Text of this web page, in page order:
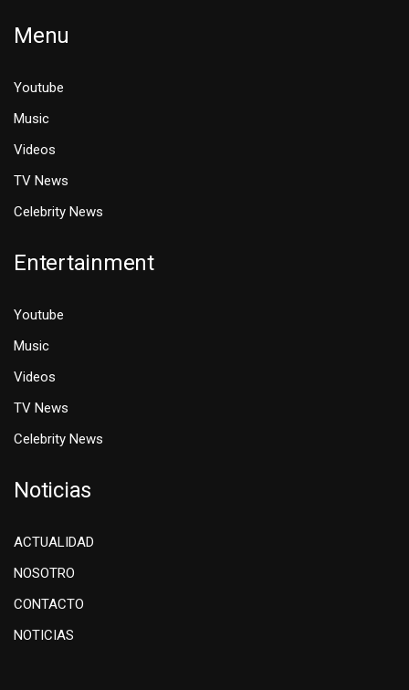
Menu
Youtube
Music
Videos
TV News
Celebrity News
Entertainment
Youtube
Music
Videos
TV News
Celebrity News
Noticias
ACTUALIDAD
NOSOTRO
CONTACTO
NOTICIAS